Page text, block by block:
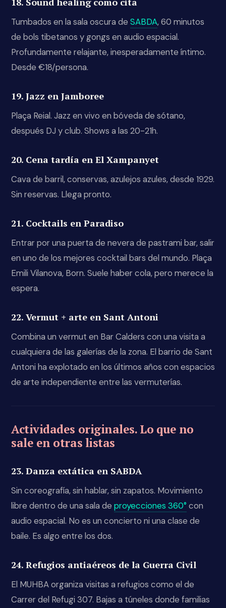
Tumbados en la sala oscura de SABDA, 60 minutos
de bols tibetanos y gongs en audio espacial.
Profundamente relajante, inesperadamente íntimo.
Desde €18/persona.
19. Jazz en Jamboree
Plaça Reial. Jazz en vivo en bóveda de sótano,
después DJ y club. Shows a las 20-21h.
20. Cena tardía en El Xampanyet
Cava de barril, conservas, azulejos azules, desde 1929.
Sin reservas. Llega pronto.
21. Cocktails en Paradiso
Entrar por una puerta de nevera de pastrami bar, salir
en uno de los mejores cocktail bars del mundo. Plaça
Emili Vilanova, Born. Suele haber cola, pero merece la
espera.
22. Vermut + arte en Sant Antoni
Combina un vermut en Bar Calders con una visita a
cualquiera de las galerías de la zona. El barrio de Sant
Antoni ha explotado en los últimos años con espacios
de arte independiente entre las vermuterías.
Actividades originales. Lo que no
sale en otras listas
23. Danza extática en SABDA
Sin coreografía, sin hablar, sin zapatos. Movimiento
libre dentro de una sala de proyecciones 360° con
audio espacial. No es un concierto ni una clase de
baile. Es algo entre los dos.
24. Refugios antiaéreos de la Guerra Civil
El MUHBA organiza visitas a refugios como el de
Carrer del Refugi 307. Bajas a túneles donde familias